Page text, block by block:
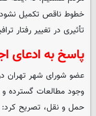
خطوط ناقص تکمیل نشود
تأثیری در تغییر رفتار
پاسخ به ادعای
عضو شورای شهر تهران
وجود مطالعات گسترده
حمل و نقل، تصریح کرد: